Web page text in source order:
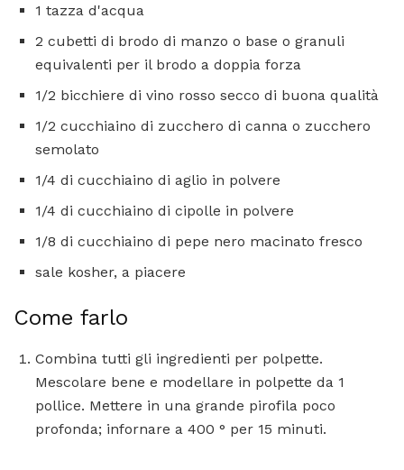
1 tazza d'acqua
2 cubetti di brodo di manzo o base o granuli
equivalenti per il brodo a doppia forza
1/2 bicchiere di vino rosso secco di buona qualità
1/2 cucchiaino di zucchero di canna o zucchero
semolato
1/4 di cucchiaino di aglio in polvere
1/4 di cucchiaino di cipolle in polvere
1/8 di cucchiaino di pepe nero macinato fresco
sale kosher, a piacere
Come farlo
Combina tutti gli ingredienti per polpette.
Mescolare bene e modellare in polpette da 1
pollice. Mettere in una grande pirofila poco
profonda; infornare a 400 ° per 15 minuti.